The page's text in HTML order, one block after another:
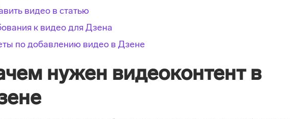
видео в статью
к видео для Дзена
по добавлению видео в Дзене
нужен видеоконтент в